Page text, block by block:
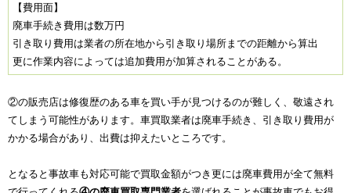
【費用面】
廃車手続き費用は数万円
引き取り費用は業者の所在地から引き取り場所までの距離から算出
更に作業内容によっては追加費用が加算されることがある。
②の販売店は修復歴のある車を買い手が見つけるのが難しく、敬遠され
てしまう可能性があります。車買取業者は廃車手続き、引き取り費用が
かかる場合があり、出費は抑えたいところです。
となると事故車も対応可能で買取金額がつき更には廃車費用が全て無料